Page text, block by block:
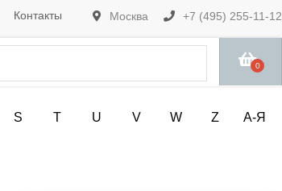
Москва +7 (495) 255-11-12
Контакты
0
S T U V W Z А-Я